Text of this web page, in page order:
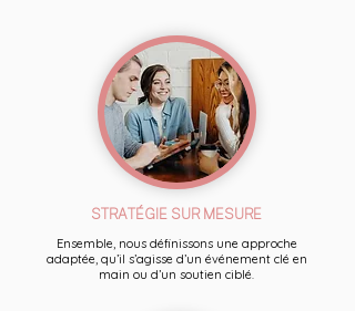
STRATÉGIE SUR MESURE
Ensemble, nous définissons une approche
adaptée, qu’il s’agisse d’un événement clé en
main ou d’un soutien ciblé.